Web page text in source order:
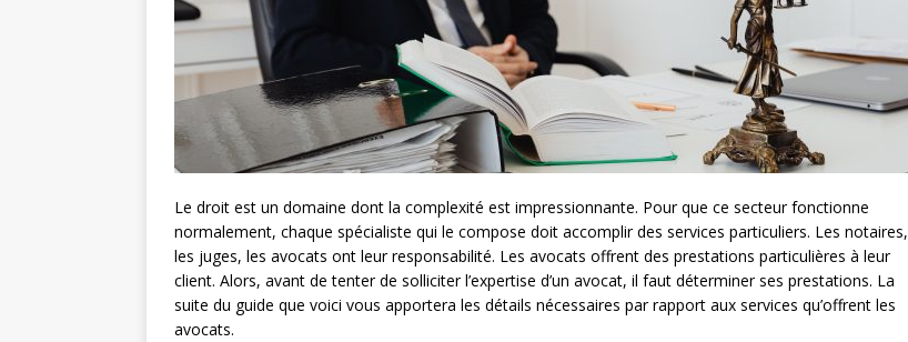
Le droit est un domaine dont la complexité est impressionnante. Pour que ce secteur fonctionne
normalement, chaque spécialiste qui le compose doit accomplir des services particuliers. Les notaires,
les juges, les avocats ont leur responsabilité. Les avocats offrent des prestations particulières à leur
client. Alors, avant de tenter de solliciter l’expertise d’un avocat, il faut déterminer ses prestations. La
suite du guide que voici vous apportera les détails nécessaires par rapport aux services qu’offrent les
avocats.